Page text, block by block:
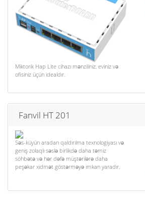
Miktorik Hap Lite cihazı mənziliniz, eviniz və
ofisiniz üçün idealdır.
Fanvil HT 201
Səs-küyün aradan qaldırılma texnologiyası və
geniş zolaqlı səslə birlikdə daha təmiz
söhbətə və hər dəfə müştərilərə daha
peşəkar xidmət göstərməyə imkan yaradır.